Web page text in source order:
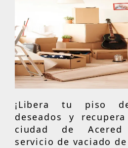
¡Libera tu piso
deseados y
ciudad de
servicio de vaciado